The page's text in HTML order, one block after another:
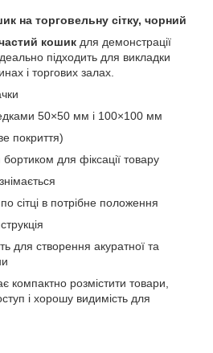
на торговельну сітку, чорний
кошик для демонстрації
підходить для викладки
і торгових залах.
50×50 мм і 100×100 мм
покриття)
для фіксації товару
сітці в потрібне положення
для створення акуратної та
компактно розмістити товари,
і хорошу видимість для